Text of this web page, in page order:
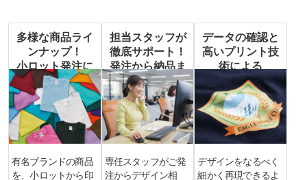
多様な商品ライ
ンナップ！
小ロット発注に
も対応
有名ブランドの商品
を、小ロットから印
担当スタッフが
徹底サポート！
発注から納品ま
で安心
専任スタッフがご発
注からデザイン相
データの確認と
高いプリント技
術による
高品質な仕上が
り
デザインをなるべく
細かく再現できるよ